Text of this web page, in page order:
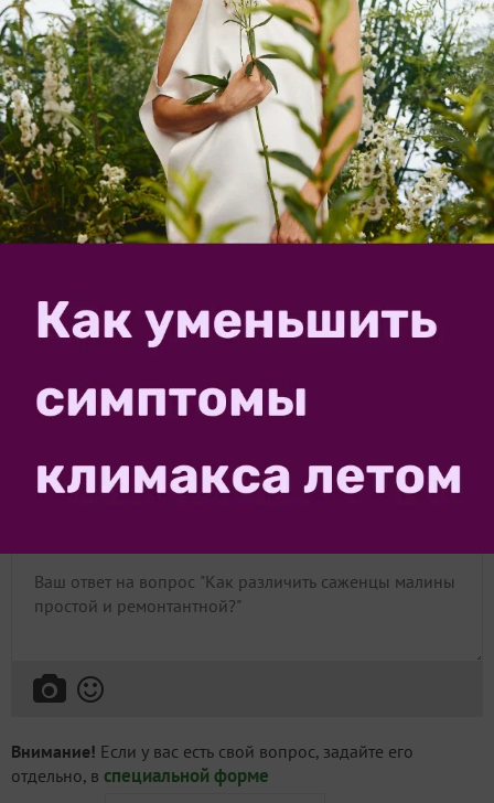
27 января 2016, 04:27
тогда обычная как??? У нас в сентябре уже заморозки
не думаю что что то плодоносить будет…
Последний раз редактировалось27 января 2016, 04:28
Ответить ✿
asarina5151
плодоносит июль -начало августа ремонтантная
следом за ней Унее мощные стебли и все цветущие
обычной у которой есть побеги продолжения
Внимание! Если у вас есть свой вопрос, задайте его
отдельно, в специальной форме